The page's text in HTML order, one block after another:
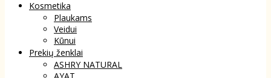
Kosmetika
Plaukams
Veidui
Kūnui
Prekių ženklai
ASHRY NATURAL
AYAT